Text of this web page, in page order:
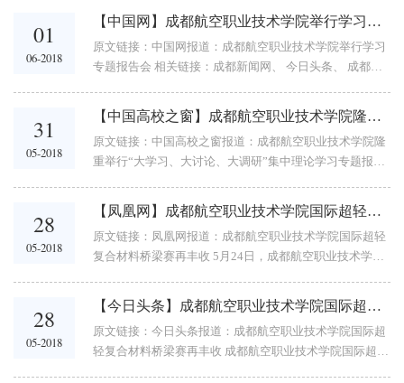
业技术学院 中国网6月11日讯（李小...
01
06-2018
【中国网】成都航空职业技术学院举行学习专题报告会
原文链接：中国网报道：成都航空职业技术学院举行学习
专题报告会 相关链接：成都新闻网、 今日头条、 成都航
凤妮）5月29...
31
05-2018
【中国高校之窗】成都航空职业技术学院隆重举行“大学习、大讨论、大调研”集中理论学习专题报告会
原文链接：中国高校之窗报道：成都航空职业技术学院隆
重举行“大学习、大讨论、大调研”集中理论学习专题报告
调研”集中理论学习专题报告会 ...
28
05-2018
【凤凰网】成都航空职业技术学院国际超轻复合材料桥梁赛再丰收
原文链接：凤凰网报道：成都航空职业技术学院国际超轻
复合材料桥梁赛再丰收 5月24日，成都航空职业技术学院
2018年国际超轻复合材料大学生桥梁竞赛，比赛共...
28
05-2018
【今日头条】成都航空职业技术学院国际超轻复合材料桥梁赛再丰收
原文链接：今日头条报道：成都航空职业技术学院国际超
轻复合材料桥梁赛再丰收 成都航空职业技术学院国际超轻